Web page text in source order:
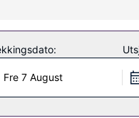
Fre 7 August